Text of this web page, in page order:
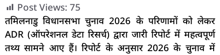
Post Views: 75
तमिलनाडु विधानसभा चुनाव 2026 के परिणामों को लेकर
ADR (ऑपरेशनल डेटा रिसर्च) द्वारा जारी रिपोर्ट में महत्वपूर्ण
तथ्य सामने आए हैं। रिपोर्ट के अनुसार 2026 के चुनाव में